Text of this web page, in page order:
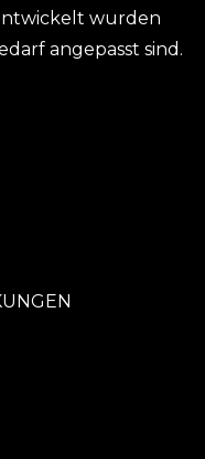
wurden
angepasst sind.